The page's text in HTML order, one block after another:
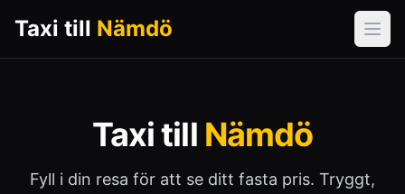
Taxi till Nämdö
Taxi till Nämdö
Fyll i din resa för att se ditt fasta pris. Tryggt,